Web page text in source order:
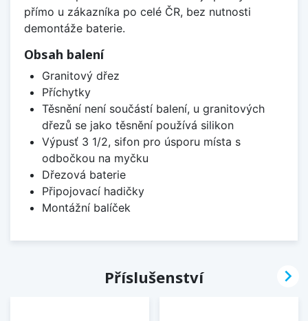
přímo u zákazníka po celé ČR, bez nutnosti
demontáže baterie.
Obsah balení
Granitový dřez
Příchytky
Těsnění není součástí balení, u granitových
dřezů se jako těsnění používá silikon
Výpusť 3 1/2, sifon pro úsporu místa s
odbočkou na myčku
Dřezová baterie
Připojovací hadičky
Montážní balíček
Příslušenství 